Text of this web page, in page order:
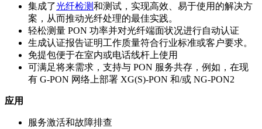
集成了光纤检测和测试，实现高效、易于使用的解决方
案，从而推动光纤处理的最佳实践。
轻松测量 PON 功率并对光纤端面状况进行自动认证
生成认证报告证明工作质量符合行业标准或客户要求。
免提包便于在室内或电话线杆上使用
可满足将来需求，支持与 PON 服务共存，例如，在现
有 G-PON 网络上部署 XG(S)-PON 和/或 NG-PON2
应用
服务激活和故障排查